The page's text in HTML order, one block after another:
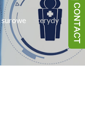
surowe » Sterydy DHEA